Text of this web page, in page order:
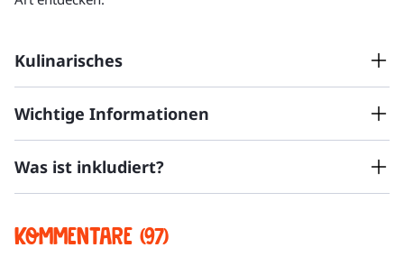
Kulinarisches
kulinarischen Stationen, zum Beispiel:
ein sizilianisches Traditionsunternehmen
ein Unverpacktladen, der auch ein kleines Restaurant
ist
Wichtige Informationen
Bitte informieren Sie uns im 1. Buchungsschritt über
Nahrungsoptionen. Abweichende
Nahrungseinschränkungen können leider nicht
berücksichtigt werden. Folgende sind möglich:
Was ist inkludiert?
Stadtführung
Kommentare (97)